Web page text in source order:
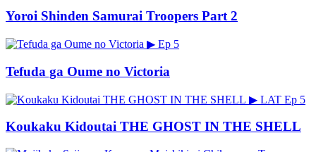
Yoroi Shinden Samurai Troopers Part 2
▶ Ep 5
Tefuda ga Oume no Victoria
▶ LAT Ep 5
Koukaku Kidoutai THE GHOST IN THE SHELL